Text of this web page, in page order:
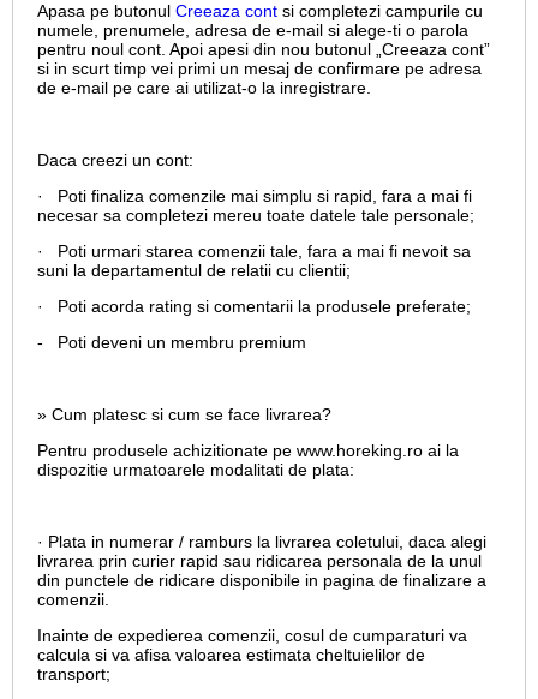
Apasa pe butonul Creeaza cont si completezi campurile cu
numele, prenumele, adresa de e-mail si alege-ti o parola
pentru noul cont. Apoi apesi din nou butonul „Creeaza cont”
si in scurt timp vei primi un mesaj de confirmare pe adresa
de e-mail pe care ai utilizat-o la inregistrare.
Daca creezi un cont:
· Poti finaliza comenzile mai simplu si rapid, fara a mai fi
necesar sa completezi mereu toate datele tale personale;
· Poti urmari starea comenzii tale, fara a mai fi nevoit sa
suni la departamentul de relatii cu clientii;
· Poti acorda rating si comentarii la produsele preferate;
- Poti deveni un membru premium
» Cum platesc si cum se face livrarea?
Pentru produsele achizitionate pe www.horeking.ro ai la
dispozitie urmatoarele modalitati de plata:
· Plata in numerar / ramburs la livrarea coletului, daca alegi
livrarea prin curier rapid sau ridicarea personala de la unul
din punctele de ridicare disponibile in pagina de finalizare a
comenzii.
Inainte de expedierea comenzii, cosul de cumparaturi va
calcula si va afisa valoarea estimata cheltuielilor de
transport;